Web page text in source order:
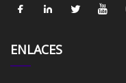
ENLACES